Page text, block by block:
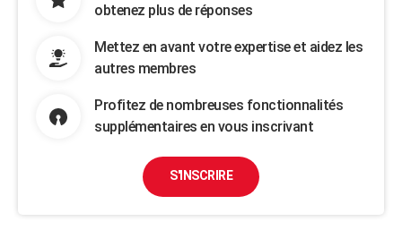
obtenez plus de réponses
Mettez en avant votre expertise et aidez les
autres membres
Profitez de nombreuses fonctionnalités
supplémentaires en vous inscrivant
S'INSCRIRE